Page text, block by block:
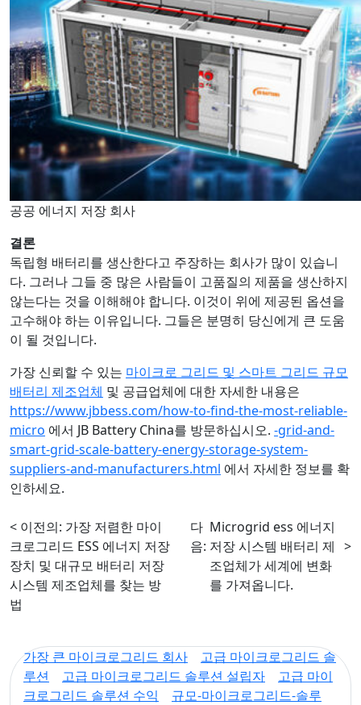
공공 에너지 저장 회사
결론
독립형 배터리를 생산한다고 주장하는 회사가 많이 있습니
다. 그러나 그들 중 많은 사람들이 고품질의 제품을 생산하지
않는다는 것을 이해해야 합니다. 이것이 위에 제공된 옵션을
고수해야 하는 이유입니다. 그들은 분명히 당신에게 큰 도움
이 될 것입니다.
가장 신뢰할 수 있는 마이크로 그리드 및 스마트 그리드 규모
배터리 제조업체 및 공급업체에 대한 자세한 내용은
https://www.jbbess.com/how-to-find-the-most-reliable-
micro 에서 JB Battery China를 방문하십시오. -grid-and-
smart-grid-scale-battery-energy-storage-system-
suppliers-and-manufacturers.html 에서 자세한 정보를 확
인하세요.
< 이전의: 가장 저렴한 마이
크로그리드 ESS 에너지 저장
장치 및 대규모 배터리 저장
시스템 제조업체를 찾는 방
법
다
음:
Microgrid ess 에너지
저장 시스템 배터리 제
조업체가 세계에 변화
를 가져옵니다.
>
가장 큰 마이크로그리드 회사
고급 마이크로그리드 솔
루션
고급 마이크로그리드 솔루션 설립자
고급 마이
크로그리드 솔루션 수익
규모-마이크로그리드-솔루